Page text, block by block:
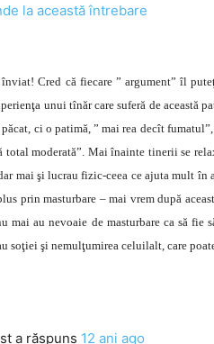
la această întrebare
Cred că fiecare ” argument” îl
unui tînăr care suferă de această
ci o patimă, ” mai rea decît
total moderată”. Mai înainte tinerii se
mai şi lucrau fizic-ceea ce ajuta mult
prin masturbare – mai vrem după
mai au nevoaie de masturbare ca să fie
soţiei şi nemulţumirea celuilalt, care
a răspuns 12 ani ago